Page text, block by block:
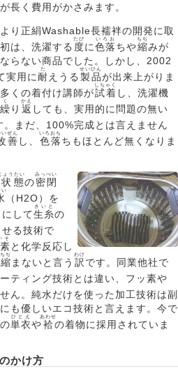
長く費用がかさみます。
り正絹Washable長襦袢の開発に取
は、洗濯する 度
たび
に色落
いろお
ちや縮
ちぢ
みが
らない商品でした。しかし、2002
実用に耐
た
えうる 製品
せいひん
が出来上がりま
くの着付け講師が試着
しちゃく
し、洗濯機
繰
く
り 返
かえ
しても、実用的に問題の無い
。まだ、100%完成とは言えません
善
いぜん
し、 色落
いろおち
ちもほとんど無くなりま
態
ょうたい
の密閉
みっぺい
い
（H2O）を
して生糸
きいと
の
せる技術で
そ
と化学反応し
縮
ちぢ
まないと言う 訳
わけ
です。同業他社で
ティング技術とは違い、フッ素や
ん。純水だけを使った加工技術は副
も優しいエコ技術と言えます。今で
単衣
ひとえ
や袷
あわせ
の着物に採用されていま
かけ方